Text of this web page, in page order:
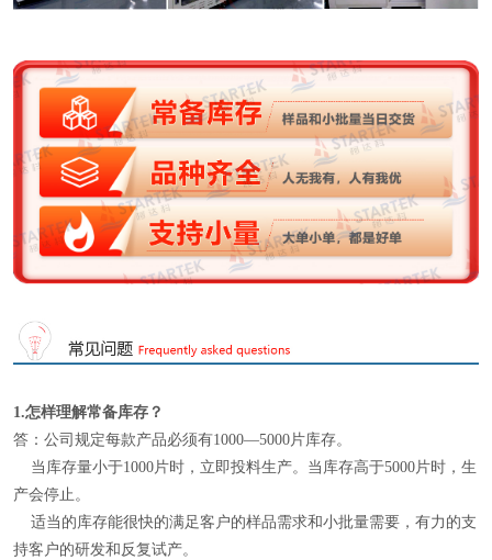
1.怎样理解常备库存？
答：公司规定每款产品必须有1000—5000片库存。
当库存量小于1000片时，立即投料生产。当库存高于5000片时，生
产会停止。
适当的库存能很快的满足客户的样品需求和小批量需要，有力的支
持客户的研发和反复试产。